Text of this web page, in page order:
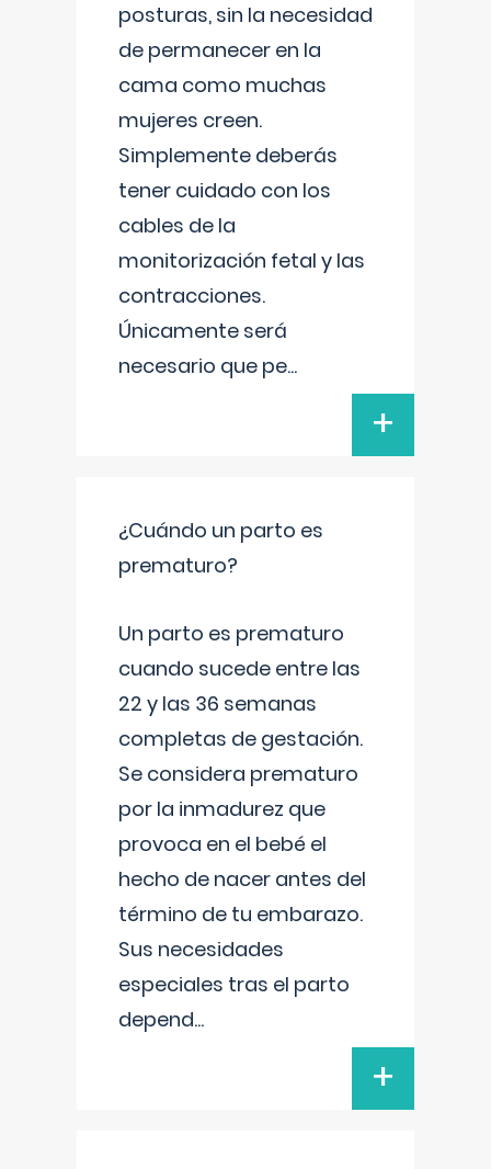
posturas, sin la necesidad
de permanecer en la
cama como muchas
mujeres creen.
Simplemente deberás
tener cuidado con los
cables de la
monitorización fetal y las
contracciones.
Únicamente será
necesario que pe...
+
¿Cuándo un parto es
prematuro?
Un parto es prematuro
cuando sucede entre las
22 y las 36 semanas
completas de gestación.
Se considera prematuro
por la inmadurez que
provoca en el bebé el
hecho de nacer antes del
término de tu embarazo.
Sus necesidades
especiales tras el parto
depend...
+